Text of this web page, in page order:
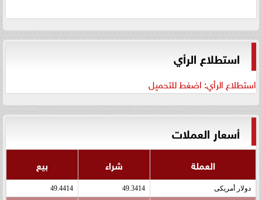
استطلاع الرأي
استطلاع الرأي: اضغط للتحميل
أسعار العملات
العملة شراء بيع
دولار أمريكى 49.3414
49.4414